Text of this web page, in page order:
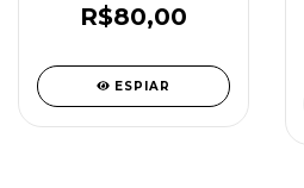
R$80,00
ESPIAR